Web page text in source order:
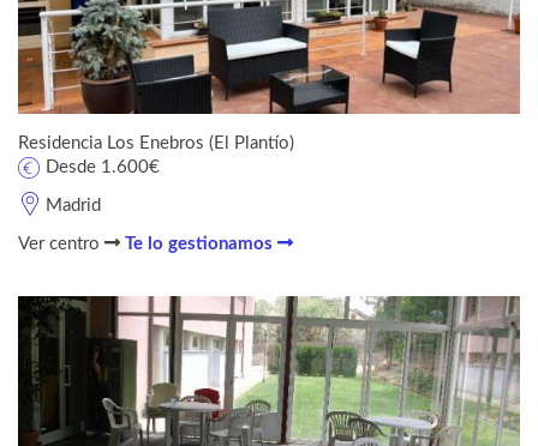
Residencia Los Enebros (El Plantío)
Madrid
Desde 1.600€
Ver centro Te lo gestionamos